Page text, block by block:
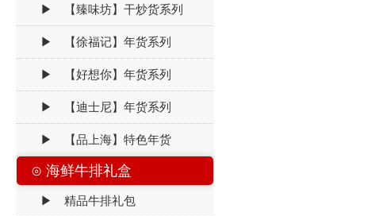
▶ 【臻味坊】干炒货系列
▶ 【徐福记】年货系列
▶ 【好想你】年货系列
▶ 【迪士尼】年货系列
▶ 【品上海】特色年货
⊙ 海鲜牛排礼盒
▶ 精品牛排礼包